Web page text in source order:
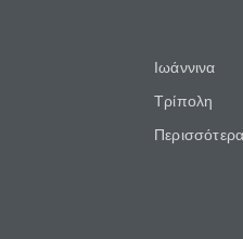
Ιωάννινα
Τρίπολη
Περισσότερα